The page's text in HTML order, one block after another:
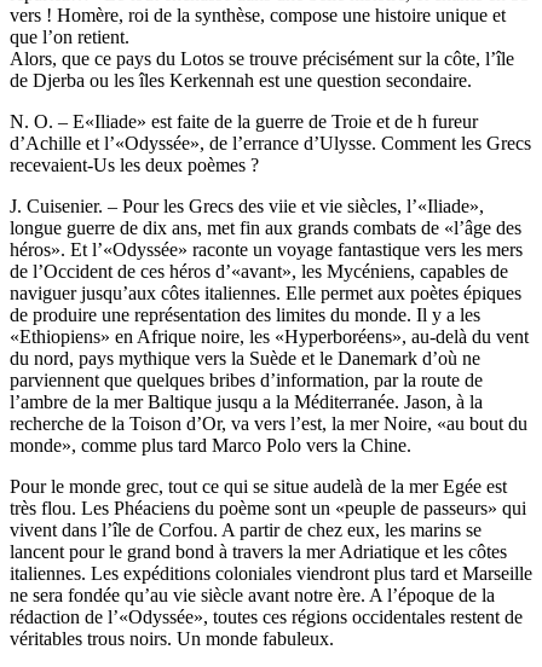
vers ! Homère, roi de la synthèse, compose une histoire unique et
que l’on retient.
Alors, que ce pays du Lotos se trouve précisément sur la côte, l’île
de Djerba ou les îles Kerkennah est une question secondaire.
N. O. – E«Iliade» est faite de la guerre de Troie et de h fureur
d’Achille et l’«Odyssée», de l’errance d’Ulysse. Comment les Grecs
recevaient-Us les deux poèmes ?
J. Cuisenier. – Pour les Grecs des viie et vie siècles, l’«Iliade»,
longue guerre de dix ans, met fin aux grands combats de «l’âge des
héros». Et l’«Odyssée» raconte un voyage fantastique vers les mers
de l’Occident de ces héros d’«avant», les Mycéniens, capables de
naviguer jusqu’aux côtes italiennes. Elle permet aux poètes épiques
de produire une représentation des limites du monde. Il y a les
«Ethiopiens» en Afrique noire, les «Hyperboréens», au-delà du vent
du nord, pays mythique vers la Suède et le Danemark d’où ne
parviennent que quelques bribes d’information, par la route de
l’ambre de la mer Baltique jusqu a la Méditerranée. Jason, à la
recherche de la Toison d’Or, va vers l’est, la mer Noire, «au bout du
monde», comme plus tard Marco Polo vers la Chine.
Pour le monde grec, tout ce qui se situe audelà de la mer Egée est
très flou. Les Phéaciens du poème sont un «peuple de passeurs» qui
vivent dans l’île de Corfou. A partir de chez eux, les marins se
lancent pour le grand bond à travers la mer Adriatique et les côtes
italiennes. Les expéditions coloniales viendront plus tard et Marseille
ne sera fondée qu’au vie siècle avant notre ère. A l’époque de la
rédaction de l’«Odyssée», toutes ces régions occidentales restent de
véritables trous noirs. Un monde fabuleux.